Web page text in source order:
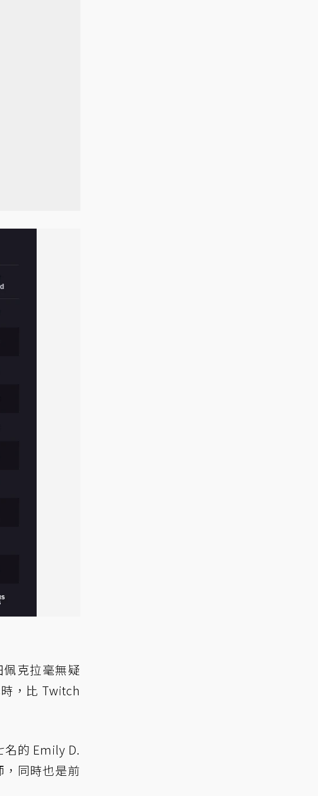
克拉毫無疑
，比 Twitch
的 Emily D.
同時也是前